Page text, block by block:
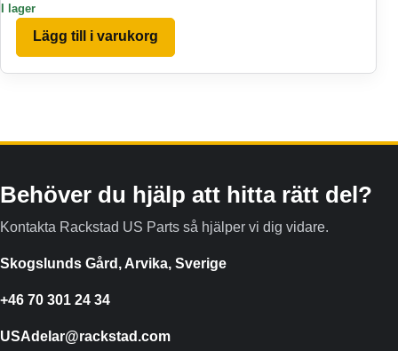
I lager
Lägg till i varukorg
Behöver du hjälp att hitta rätt del?
Kontakta Rackstad US Parts så hjälper vi dig vidare.
Skogslunds Gård, Arvika, Sverige
+46 70 301 24 34
USAdelar@rackstad.com